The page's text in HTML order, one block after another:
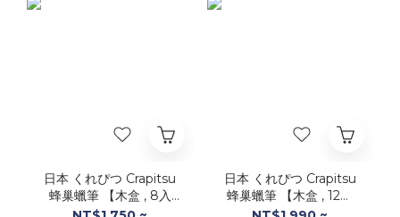
日本 くれぴつ Crapitsu
蜂巢蠟筆 【木盒 , 8入
裝】
日本 くれぴつ Crapitsu
蜂巢蠟筆 【木盒 , 12入
裝】